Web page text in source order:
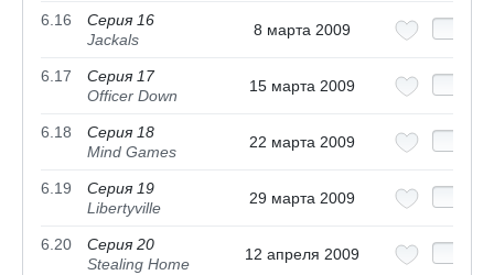
6.16
Серия 16
Jackals
8 марта 2009
6.17
Серия 17
Officer Down
15 марта 2009
6.18
Серия 18
Mind Games
22 марта 2009
6.19
Серия 19
Libertyville
29 марта 2009
6.20
Серия 20
Stealing Home
12 апреля 2009